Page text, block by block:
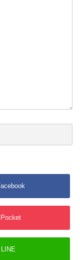
Pocket
LINE